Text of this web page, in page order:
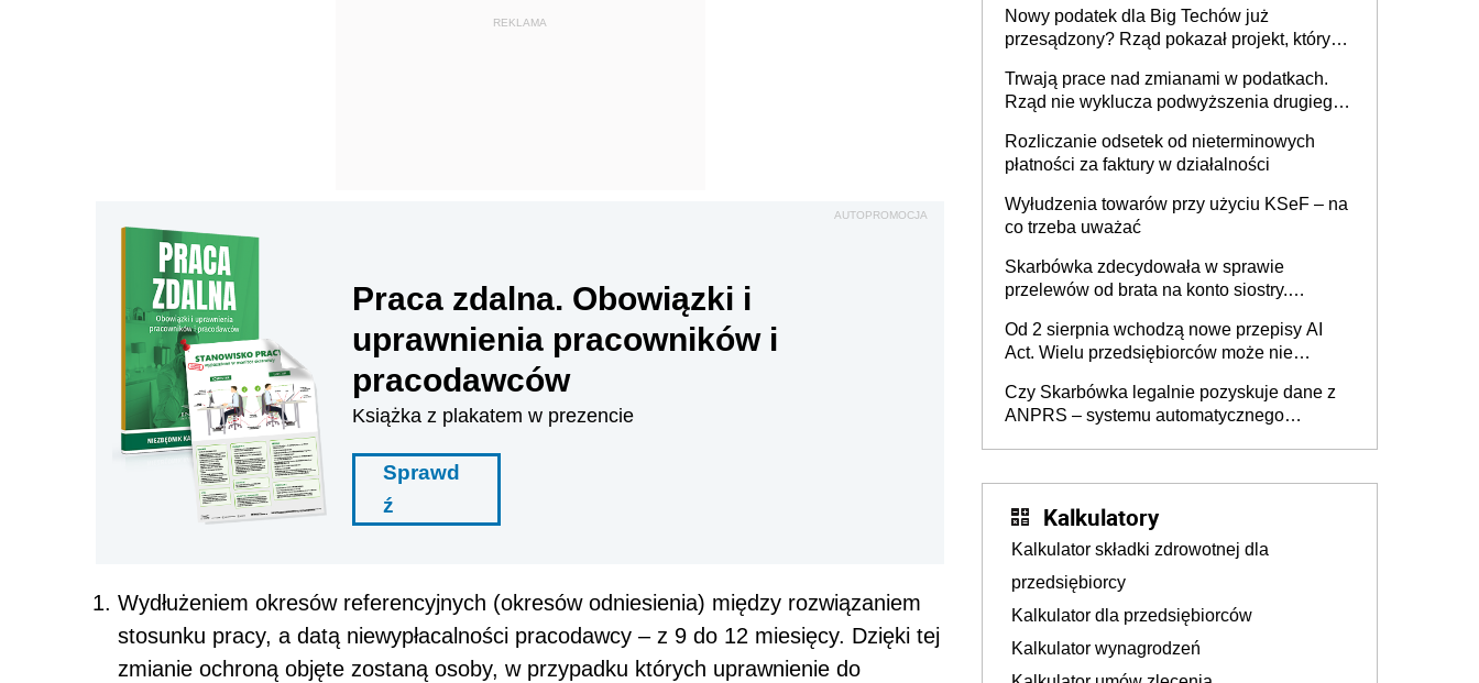
REKLAMA
AUTOPROMOCJA
Praca zdalna. Obowiązki i
uprawnienia pracowników i
pracodawców
Książka z plakatem w prezencie
Sprawd
ź
Wydłużeniem okresów referencyjnych (okresów odniesienia) między rozwiązaniem
stosunku pracy, a datą niewypłacalności pracodawcy – z 9 do 12 miesięcy. Dzięki tej
zmianie ochroną objęte zostaną osoby, w przypadku których uprawnienie do
Nowy podatek dla Big Techów już
przesądzony? Rząd pokazał projekt, który
Trwają prace nad zmianami w podatkach.
Rząd nie wyklucza podwyższenia drugiego
Rozliczanie odsetek od nieterminowych
płatności za faktury w działalności
Wyłudzenia towarów przy użyciu KSeF – na
co trzeba uważać
Skarbówka zdecydowała w sprawie
przelewów od brata na konto siostry.
darowizna, ale podatku jednak nie będzie
Od 2 sierpnia wchodzą nowe przepisy AI
Act. Wielu przedsiębiorców może nie
Czy Skarbówka legalnie pozyskuje dane z
ANPRS – systemu automatycznego
Kalkulatory
Kalkulator składki zdrowotnej dla
przedsiębiorcy
Kalkulator dla przedsiębiorców
Kalkulator wynagrodzeń